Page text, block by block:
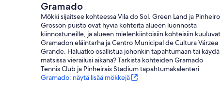
Gramado
Mökki sijaitsee kohteessa Vila do Sol. Green Land ja Pinheiro
Grosson puisto ovat hyviä kohteita alueen luonnosta
kiinnostuneille, ja alueen mielenkiintoisiin kohteisiin kuuluvat
Gramadon eläintarha ja Centro Municipal de Cultura Várzea
Grande. Haluatko osallistua johonkin tapahtumaan tai käydä
matsissa vierailusi aikana? Tarkista kohteiden Gramado
Tennis Club ja Pinheirais Stadium tapahtumakalenteri.
Gramado: näytä lisää mökkejä